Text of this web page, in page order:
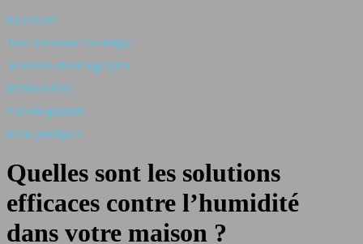
Electricité
Test et mesure électrique
Solutions thermographie
Infiltrométrie
Thermographie
Infos pratiques
Quelles sont les solutions
efficaces contre l’humidité
dans votre maison ?